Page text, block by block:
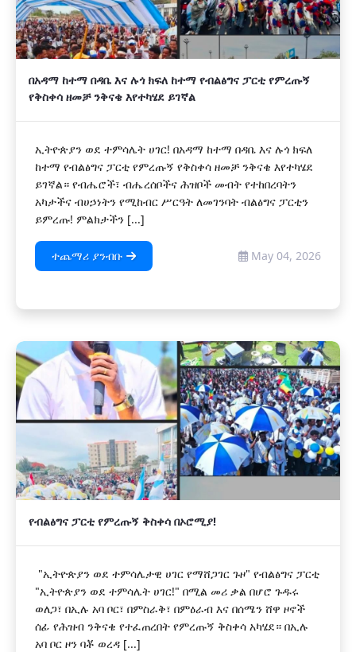
በአዳማ ከተማ በዳቤ እና ሉጎ ክፍለ ከተማ የብልፅግና ፓርቲ የምረጡኝ
የቅስቀሳ ዘመቻ ንቅናቄ እየተካሄደ ይገኛል
ኢትዮጵያን ወደ ተምሳሌት ሀገር! በአዳማ ከተማ በዳቤ እና ሉጎ ክፍለ
ከተማ የብልፅግና ፓርቲ የምረጡኝ የቅስቀሳ ዘመቻ ንቅናቄ እየተካሄደ
ይገኛል። የብሔሮች፣ ብሔረሰቦችና ሕዝቦች መብት የተከበረባትን
አካታችና ብሀኃነትን የሚከብር ሥርዓት ለመገንባት ብልፅግና ፓርቲን
ይምረጡ! ምልክታችን [...]
ተጨማሪ ያንብቡ May 04, 2026
የብልፅግና ፓርቲ የምረጡኝ ቅስቀሳ በኦሮሚያ!
"ኢትዮጵያን ወደ ተምሳሌታዊ ሀገር የማሸጋገር ጉዞ" የብልፅግና ፓርቲ
"ኢትዮጵያን ወደ ተምሳሌት ሀገር!" በሚል መሪ ቃል በሆሮ ጉዱሩ
ወለጋ፣ በኢሉ አባ ቦር፣ በምስራቅ፣ በምዕራብ እና በሰሜን ሸዋ ዞኖች
ሰፊ የሕዝብ ንቅናቄ የተፈጠረበት የምረጡኝ ቅስቀሳ አካሄደ። በኢሉ
አባ ቦር ዞን ባቾ ወረዳ [...]